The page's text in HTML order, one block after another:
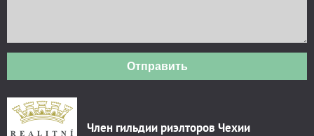
Отправить
Член гильдии риэлторов Чехии